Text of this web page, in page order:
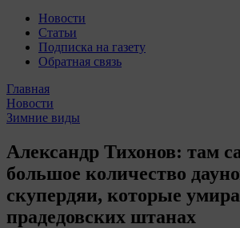
Новости
Статьи
Подписка на газету
Обратная связь
Главная
Новости
Зимние виды
Александр Тихонов: там
большое количество
скупердяи, которые
прадедовских штанах